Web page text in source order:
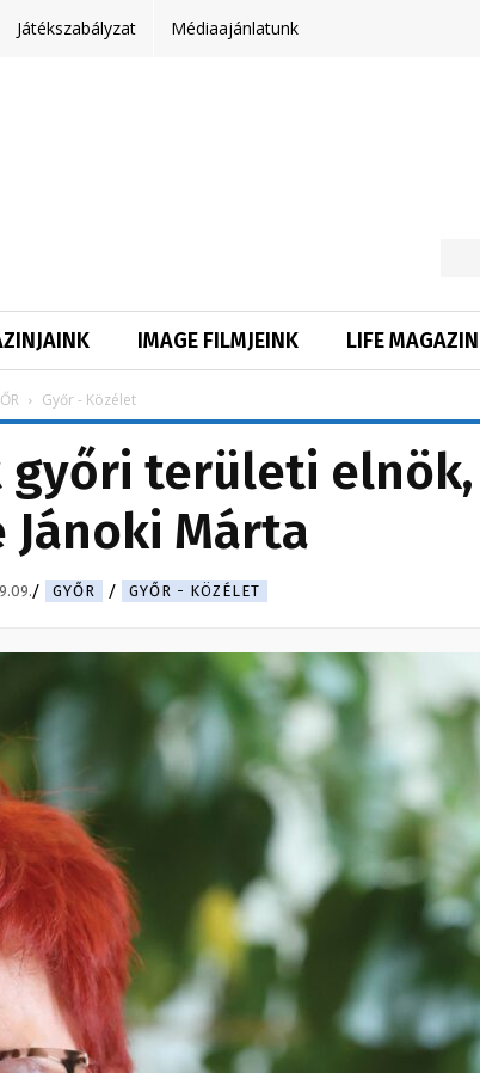
Játékszabályzat Médiaajánlatunk
IMAGE FILMJEINK LIFE MAGAZIN
Győr - Közélet
győri területi elnök,
Jánoki Márta
GYŐR GYŐR - KÖZÉLET